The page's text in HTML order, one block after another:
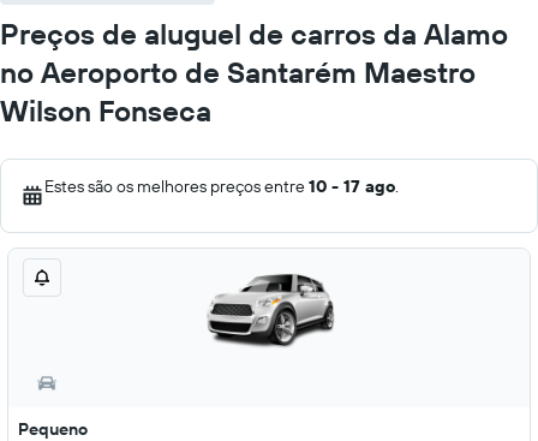
Preços de aluguel de carros da Alamo
no Aeroporto de Santarém Maestro
Wilson Fonseca
Estes são os melhores preços entre10 - 17 ago.
Pequeno